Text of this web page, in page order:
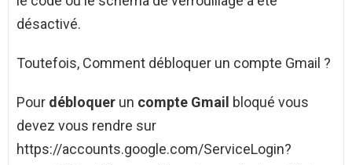
désactivé.
Toutefois, Comment débloquer un compte Gmail ?
Pour débloquer un compte Gmail bloqué vous
devez vous rendre sur
https://accounts.google.com/ServiceLogin?